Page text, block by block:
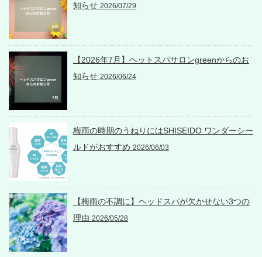
知らせ 2026/07/29
【2026年7月】ヘットスパサロンgreenからのお
知らせ 2026/06/24
梅雨の時期のうねりにはSHISEIDO ワンダーシー
ルドがおすすめ 2026/06/03
【梅雨の不調に】ヘッドスパが欠かせない3つの
理由 2026/05/28